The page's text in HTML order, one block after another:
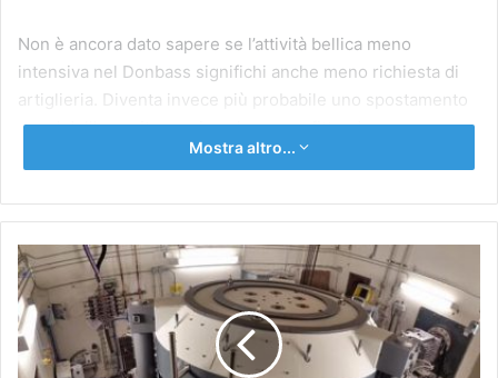
Non è ancora dato sapere se l’attività bellica meno
intensiva nel Donbass significhi anche meno richiesta di
artiglieria. Diventa invece più probabile uno spostamento
a sud dell’esercito ucraino che, approfittando
dell’indebolimento delle truppe russe, potrebbe tentare
Mykolaiv fino Kherson.
Cambio di scenario
L’arrivo in Ucraina dei primi Himars, sofisticatilanciarazzi
multipli mobili forniti dagli americani, ha senza
Mostra altro...
Istituto
Europeo
di
Oncologia
INSTALLA
IL